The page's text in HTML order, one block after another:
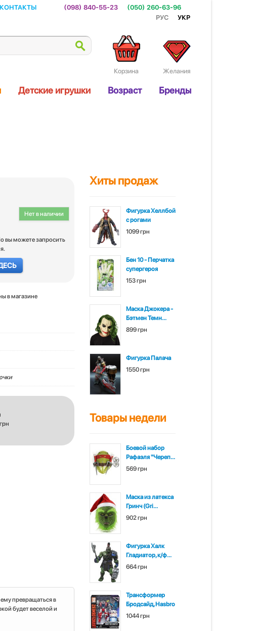
Контакты (098) 840-55-23
(050) 260-63-96
Рус
Укр
Желания
Корзина
Детские игрушки Возраст Бренды
Нет в наличии
вы можете запросить
в магазине
превращаться в
будет веселой и
Хиты продаж
Фигурка Хеллбой
с рогами
1099 грн
Бен 10 - Перчатка
супергероя
153 грн
Маска Джокера -
Бэтмен Темн...
899 грн
Фигурка Палача
1550 грн
Товары недели
Боевой набор
Рафаэля "Череп...
569 грн
Маска из латекса
Гринч (Gri...
902 грн
Фигурка Халк
Гладиатор, к/ф...
664 грн
Трансформер
Бродсайд, Hasbro
1044 грн